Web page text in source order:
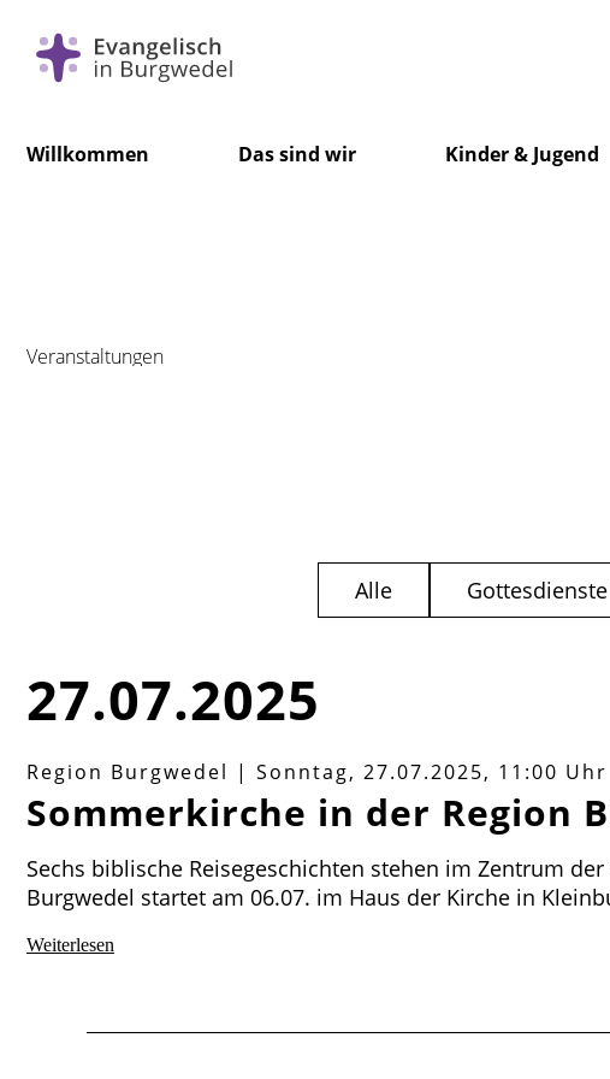
überspringen
Willkommen Das sind wir Kinder & Jugend
Veranstaltungen
27.07.2025
Alle
Region Burgwedel | Sonntag, 27.07.2025, 11:00 Uhr
Sommerkirche in der Region
Sechs biblische Reisegeschichten stehen im Zentrum
Burgwedel startet am 06.07. im Haus der Kirche in
Weiterlesen
Region